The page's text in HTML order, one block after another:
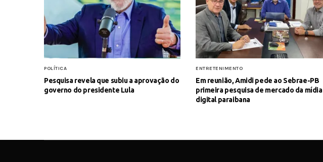
POLÍTICA
Pesquisa revela que subiu a aprovação do
governo do presidente Lula
ENTRETENIMENTO
Em reunião, Amidi pede ao Sebrae-PB
primeira pesquisa de mercado da mídia
digital paraibana